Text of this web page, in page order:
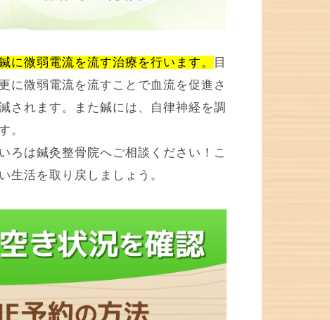
に微弱電流を流す治療を行います。
目
に微弱電流を流すことで血流を促進さ
されます。また鍼には、自律神経を調
。
ろは鍼灸整骨院へご相談ください！こ
生活を取り戻しましょう。